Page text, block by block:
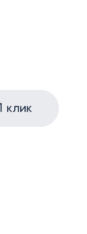
клик